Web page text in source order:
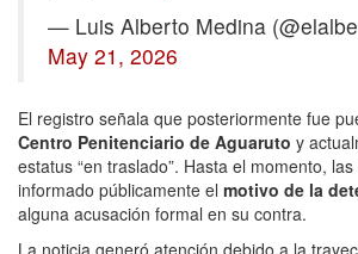
— Luis Alberto Medina
May 21, 2026
El registro señala que posteriormente fue
Centro Penitenciario de Aguaruto y
estatus “en traslado”. Hasta el momento,
informado públicamente el motivo de la
alguna acusación formal en su contra.
La noticia generó atención debido a la